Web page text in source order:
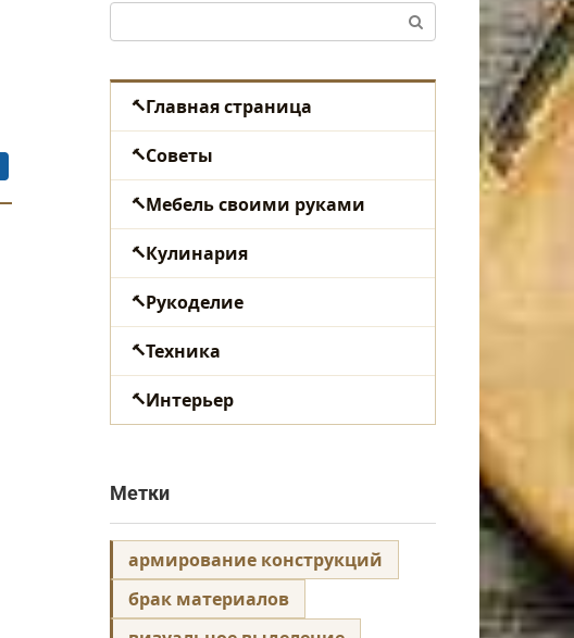
Главная страница
Советы
Мебель своими руками
Кулинария
Рукоделие
Техника
Интерьер
Метки
армирование конструкций
брак материалов